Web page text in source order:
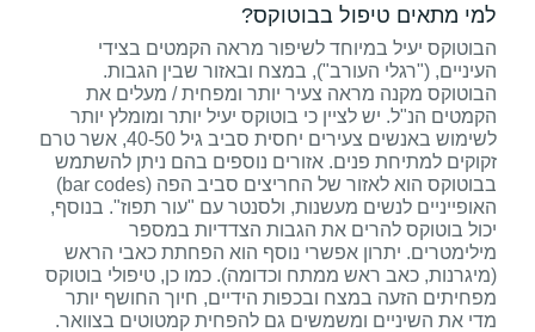
למי מתאים טיפול בבוטוקס?
הבוטוקס יעיל במיוחד לשיפור מראה הקמטים בצידי
העיניים, ("רגלי העורב"), במצח ובאזור שבין הגבות.
הבוטוקס מקנה מראה צעיר יותר ומפחית / מעלים את
הקמטים הנ"ל. יש לציין כי בוטוקס יעיל יותר ומומלץ יותר
לשימוש באנשים צעירים יחסית סביב גיל 40-50, אשר טרם
זקוקים למתיחת פנים. אזורים נוספים בהם ניתן להשתמש
בבוטוקס הוא לאזור של החריצים סביב הפה (bar codes)
האופייניים לנשים מעשנות, ולסנטר עם "עור תפוז". בנוסף,
יכול בוטוקס להרים את הגבות הצדדיות במספר
מילימטרים. יתרון אפשרי נוסף הוא הפחתת כאבי הראש
(מיגרנות, כאב ראש ממתח וכדומה). כמו כן, טיפולי בוטוקס
מפחיתים הזעה במצח ובכפות הידיים, חיוך החושף יותר
מדי את השיניים ומשמשים גם להפחית קמטוטים בצוואר.